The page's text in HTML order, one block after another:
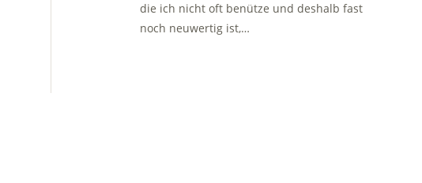
die ich nicht oft benütze und deshalb fast
noch neuwertig ist,…